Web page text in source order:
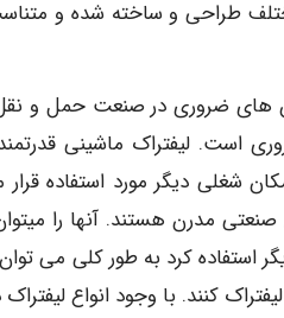
طراحی و ساخته شده و
های ضروری در صنعت حمل و
است. لیفتراک ماشینی
شغلی دیگر مورد استفاده
مدرن هستند. آنها را
استفاده کرد به طور کلی می
کنند. با وجود انواع